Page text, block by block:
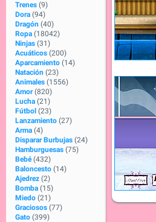
Trenes (9)
Dora (94)
Dragón (40)
Ropa (18042)
Ninjas (31)
Acuáticos (200)
Aparcamiento (14)
Natación (23)
Animales (1556)
Amor (820)
Lucha (21)
Fútbol (23)
Lanzamiento (27)
Arma (4)
Disparar Burbujas (24)
Hamburguesas (75)
Bebé (432)
Baloncesto (14)
Ajedrez (2)
Bomba (15)
Miedo (21)
Graciosos (77)
Gato (399)